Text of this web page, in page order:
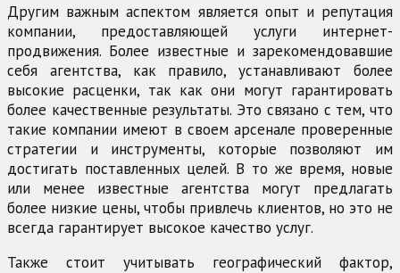
Другим важным аспектом является опыт и репутация
компании, предоставляющей услуги интернет-
продвижения. Более известные и зарекомендовавшие
себя агентства, как правило, устанавливают более
высокие расценки, так как они могут гарантировать
более качественные результаты. Это связано с тем, что
такие компании имеют в своем арсенале проверенные
стратегии и инструменты, которые позволяют им
достигать поставленных целей. В то же время, новые
или менее известные агентства могут предлагать
более низкие цены, чтобы привлечь клиентов, но это не
всегда гарантирует высокое качество услуг.
Также стоит учитывать географический фактор,